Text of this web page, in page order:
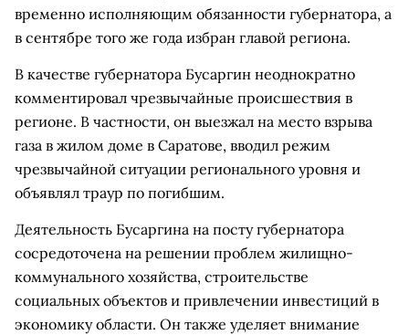
временно исполняющим обязанности губернатора, а
в сентябре того же года избран главой региона.
В качестве губернатора Бусаргин неоднократно
комментировал чрезвычайные происшествия в
регионе. В частности, он выезжал на место взрыва
газа в жилом доме в Саратове, вводил режим
чрезвычайной ситуации регионального уровня и
объявлял траур по погибшим.
Деятельность Бусаргина на посту губернатора
сосредоточена на решении проблем жилищно-
коммунального хозяйства, строительстве
социальных объектов и привлечении инвестиций в
экономику области. Он также уделяет внимание